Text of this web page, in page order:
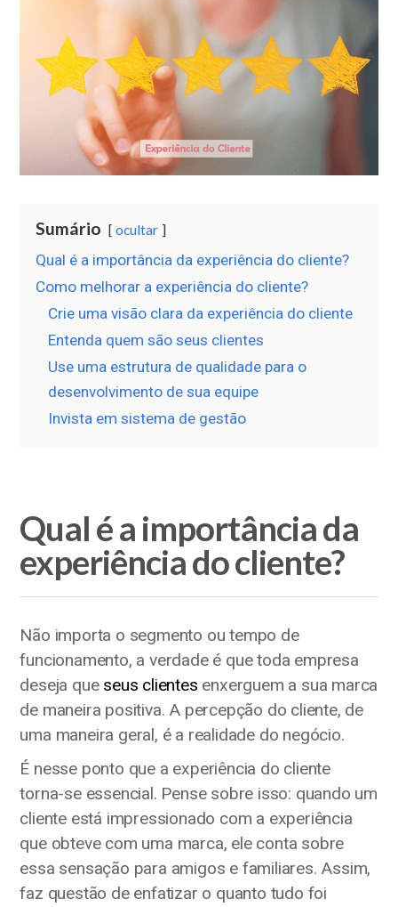
Sumário ocultar
Qual é a importância da experiência do cliente?
Como melhorar a experiência do cliente?
Crie uma visão clara da experiência do cliente
Entenda quem são seus clientes
Use uma estrutura de qualidade para o
desenvolvimento de sua equipe
Invista em sistema de gestão
Qual é a importância da
experiência do cliente?
Não importa o segmento ou tempo de
funcionamento, a verdade é que toda empresa
deseja que seus clientes enxerguem a sua marca
de maneira positiva. A percepção do cliente, de
uma maneira geral, é a realidade do negócio.
É nesse ponto que a experiência do cliente
torna-se essencial. Pense sobre isso: quando um
cliente está impressionado com a experiência
que obteve com uma marca, ele conta sobre
essa sensação para amigos e familiares. Assim,
faz questão de enfatizar o quanto tudo foi